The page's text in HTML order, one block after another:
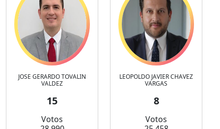
JOSE GERARDO TOVALIN
VALDEZ
15
Votos
LEOPOLDO JAVIER CHAVEZ
VARGAS
8
Votos